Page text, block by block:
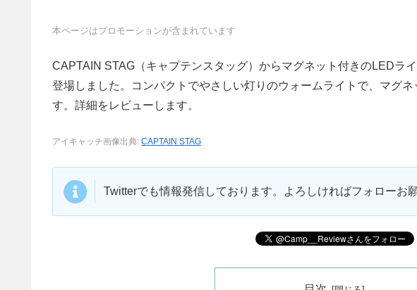
本ページはプロモーションが含まれています
CAPTAIN STAG（キャプテンスタッグ）からマグネット付きのLEDラ
登場しました。コンパクトでやさしい灯りのウォームライトで、マグ
す。詳細をレビューします。
アイキャッチ画像出典: CAPTAIN STAG
Twitterでも情報発信しております。よろしければフォローお